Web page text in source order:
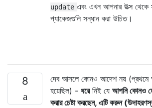
update এবং এখন আপনার উত্স
প্যাকেজগুলি সন্ধান করা উচিত।
8
দেব আসলে কোনও আদেশ নয় (প্রথমে
হয়েছিল) - ধরেনিই যে আপনি কোনও
করার চেষ্টা করছেন, এটি করুন